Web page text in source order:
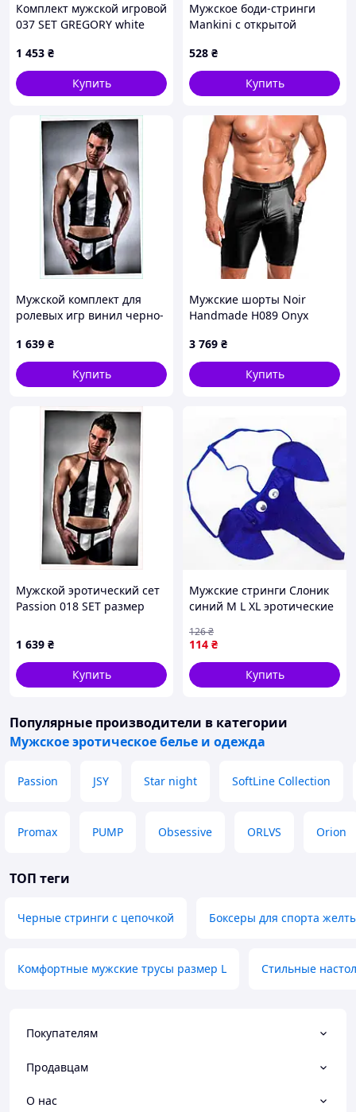
Комплект мужской игровой
037 SET GREGORY white
1 453 ₴
Купить
Мужское боди-стринги
Mankini с открытой
принт, зелёное, one size
528 ₴
Купить
Мужской комплект для
ролевых игр винил черно-
1 639 ₴
Купить
Мужские шорты Noir
Handmade H089 Onyx
3 769 ₴
Купить
Мужской эротический сет
Passion 018 SET размер
1 639 ₴
Купить
Мужские стринги Слоник
синий M L XL эротические
времяпрепровождения
114 ₴
126₴
Купить
Популярные производители в категории
Мужское эротическое белье и одежда
Passion JSY Star night SoftLine Collection
Promax PUMP Obsessive ORLVS Orion
ТОП теги
Черные стринги с цепочкой Боксеры для спорта
Комфортные мужские трусы размер L Стильные
Покупателям
Продавцам
О нас